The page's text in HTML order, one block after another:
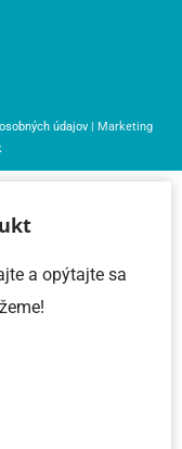
údajov | Marketing
a opýtajte sa